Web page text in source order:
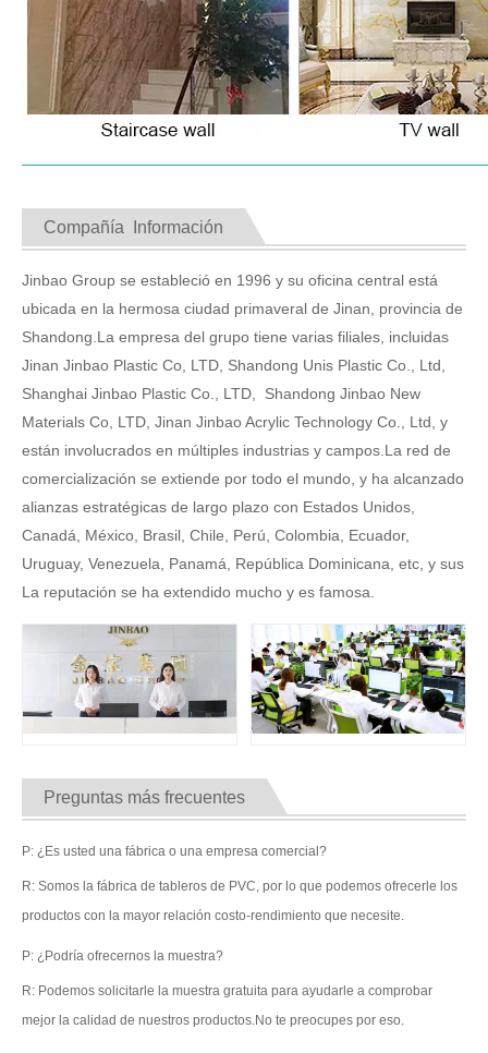
Compañía Información
Jinbao Group se estableció en 1996 y su oficina central está
ubicada en la hermosa ciudad primaveral de Jinan, provincia de
Shandong.La empresa del grupo tiene varias filiales, incluidas
Jinan Jinbao Plastic Co, LTD, Shandong Unis Plastic Co., Ltd,
Shanghai Jinbao Plastic Co., LTD, Shandong Jinbao New
Materials Co, LTD, Jinan Jinbao Acrylic Technology Co., Ltd, y
están involucrados en múltiples industrias y campos.La red de
comercialización se extiende por todo el mundo, y ha alcanzado
alianzas estratégicas de largo plazo con Estados Unidos,
Canadá, México, Brasil, Chile, Perú, Colombia, Ecuador,
Uruguay, Venezuela, Panamá, República Dominicana, etc, y sus
La reputación se ha extendido mucho y es famosa.
Preguntas más frecuentes
P: ¿Es usted una fábrica o una empresa comercial?
R: Somos la fábrica de tableros de PVC, por lo que podemos ofrecerle los
productos con la mayor relación costo-rendimiento que necesite.
P: ¿Podría ofrecernos la muestra?
R: Podemos solicitarle la muestra gratuita para ayudarle a comprobar
mejor la calidad de nuestros productos.No te preocupes por eso.